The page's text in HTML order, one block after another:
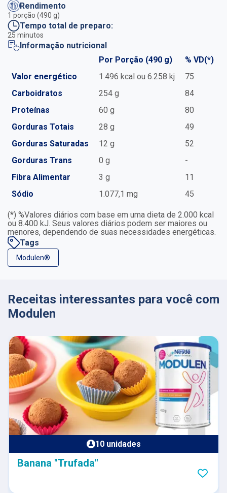
Rendimento
1 porção (490 g)
Tempo total de preparo:
25 minutos
Informação nutricional
Por Porção (490 g)
% VD(*)
Valor energético
1.496 kcal ou 6.258 kj
75
Carboidratos
254 g
84
Proteínas
60 g
80
Gorduras Totais
28 g
49
Gorduras Saturadas
12 g
52
Gorduras Trans
0 g
-
Fibra Alimentar
3 g
11
Sódio
1.077,1 mg 45
(*) %Valores diários com base em uma dieta de 2.000 kcal
ou 8.400 kJ. Seus valores diários podem ser maiores ou
menores, dependendo de suas necessidades energéticas.
Tags
Modulen®
Receitas interessantes para você com
Modulen
10 unidades
Banana "Trufada"